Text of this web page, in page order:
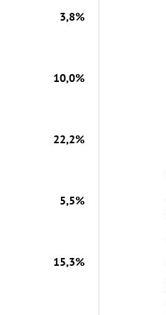
3,8%
10,0%
22,2%
5,5%
15,3%